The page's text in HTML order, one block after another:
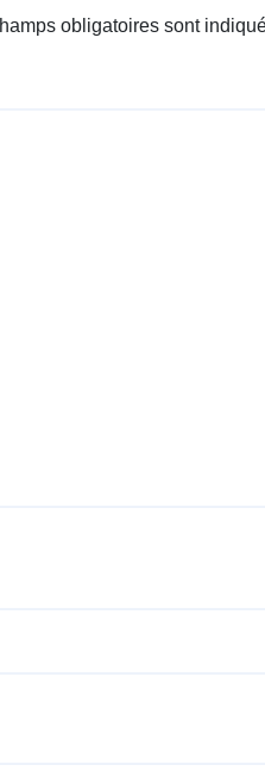
obligatoires sont